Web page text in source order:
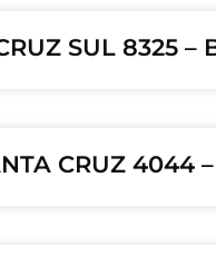
SUL 8325 –
CRUZ 4044